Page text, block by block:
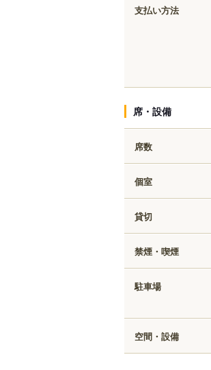
支払い方法
席・設備
席数
個室
貸切
禁煙・喫煙
駐車場
空間・設備